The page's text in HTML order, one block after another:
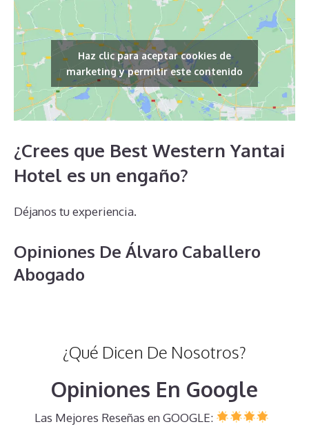
Haz clic para aceptar cookies de
marketing y permitir este contenido
¿Crees que Best Western Yantai
Hotel es un engaño?
Déjanos tu experiencia.
Opiniones De Álvaro Caballero
Abogado
¿Qué Dicen De Nosotros?
Opiniones En Google
Las Mejores Reseñas en GOOGLE: